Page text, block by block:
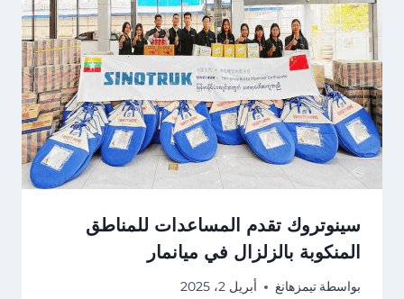
سينوتروك تقدم المساعدات للمناطق
المنكوبة بالزلزال في ميانمار
بواسطة تيمزهانغ أبريل 2، 2025